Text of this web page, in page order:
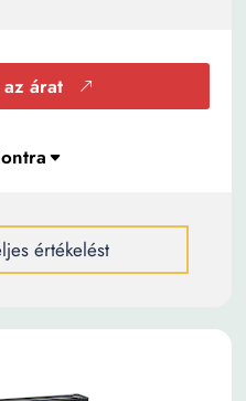
árat
értékelést